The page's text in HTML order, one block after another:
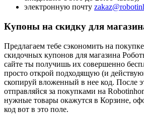
электронную почту
Купоны на скидку для
Предлагаем тебе сэкономить на
скидочных купонов для магазина
сайте ты получишь их совершенно
просто открой подходящую (и
скопируй вложенный в нее код. После
отправляйся за покупками на
нужные товары окажутся в Корзине,
код вот в это поле.